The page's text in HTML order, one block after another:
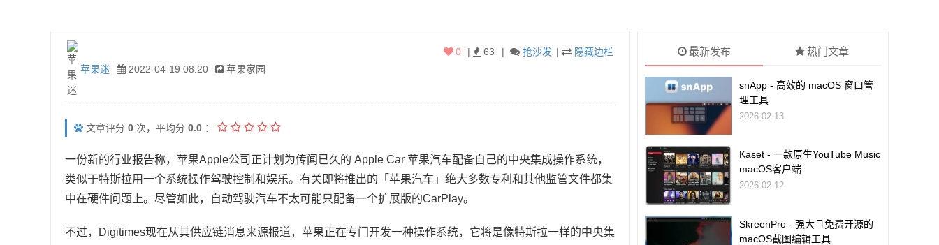
苹果迷 2022-04-19 08:20 苹果家园
| 隐藏边栏
| 抢沙发
| 63
0
文章评分 0 次，平均分 0.0 ：
一份新的行业报告称，苹果Apple公司正计划为传闻已久的 Apple Car 苹果汽车配备自己的中央集成操作系统，
类似于特斯拉用一个系统操作驾驶控制和娱乐。有关即将推出的「苹果汽车」绝大多数专利和其他监管文件都集
中在硬件问题上。尽管如此，自动驾驶汽车不太可能只配备一个扩展版的CarPlay。
不过，Digitimes现在从其供应链消息来源报道，苹果正在专门开发一种操作系统，它将是像特斯拉一样的中央集
最新发布 热门文章
snApp - 高效的 macOS 窗口管
理工具
2026-02-13
Kaset - 一款原生YouTube Music
macOS客户端
2026-02-12
SkreenPro - 强大且免费开源的
macOS截图编辑工具